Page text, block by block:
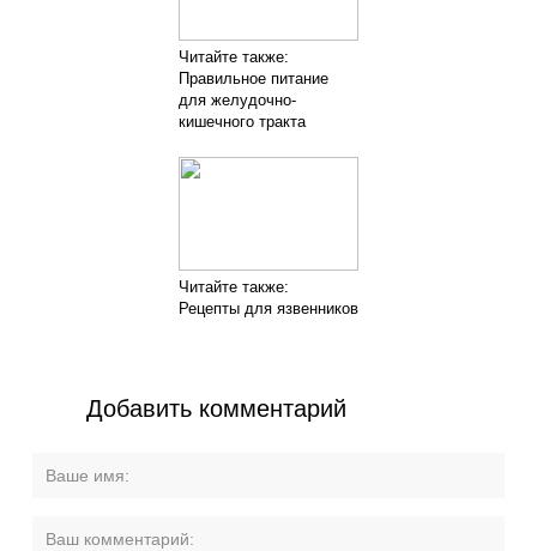
Читайте также:
Правильное питание
для желудочно-
кишечного тракта
Читайте также:
Рецепты для язвенников
Добавить комментарий